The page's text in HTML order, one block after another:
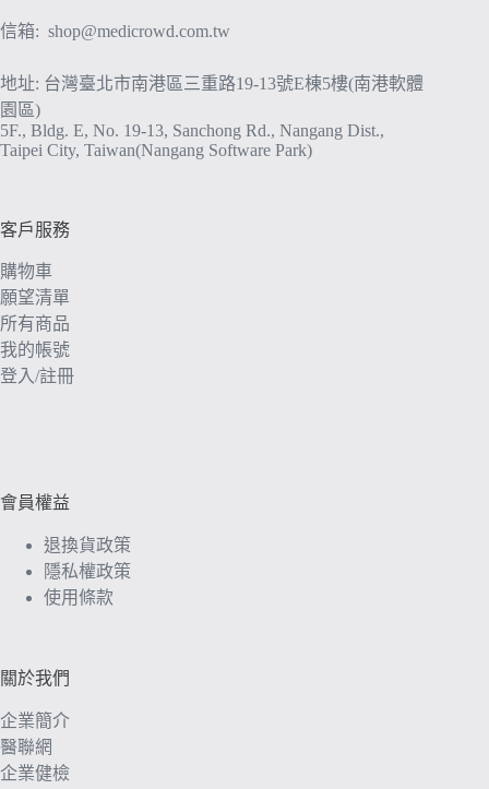
信箱: shop@medicrowd.com.tw
地址: 台灣臺北市南港區三重路19-13號E棟5樓(南港軟體
園區)
5F., Bldg. E, No. 19-13, Sanchong Rd., Nangang Dist.,
Taipei City, Taiwan(Nangang Software Park)
客戶服務
購物車
願望清單
所有商品
我的帳號
登入/註冊
會員權益
退換貨政策
隱私權政策
使用條款
關於我們
企業簡介
醫聯網
企業健檢